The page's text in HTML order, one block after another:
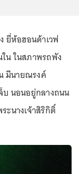
ยี่ห้อฮอนด้าเวฟ
น ในสภาพรถพัง
มีนายณรงค์
บ นอนอยู่กลางถนน
ะนางเจ้าสิริกิติ์